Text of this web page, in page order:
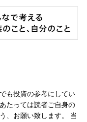
も投資の参考にしてい
たっては読者ご自身の
、お願い致します。 当